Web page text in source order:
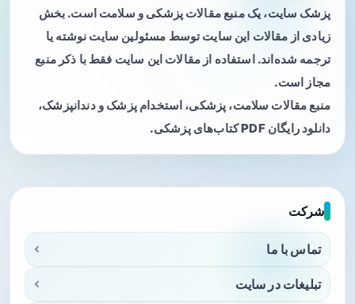
پزشک سایت، یک منبع مقالات پزشکی و سلامت است. بخش
زیادی از مقالات این سایت توسط مسئولین سایت نوشته یا
ترجمه شده‌اند. استفاده از مقالات این سایت فقط با ذکر منبع
مجاز است.
منبع مقالات سلامت، پزشکی، استخدام پزشک و دندانپزشک،
دانلود رایگان PDF کتاب‌های پزشکی.
شرکت
تماس با ما
تبلیغات در سایت